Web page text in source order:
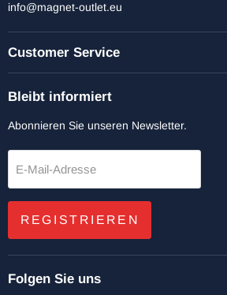
info@magnet-outlet.eu
Customer Service
Bleibt informiert
Abonnieren Sie unseren Newsletter.
E-Mail-Adresse
REGISTRIEREN
Folgen Sie uns